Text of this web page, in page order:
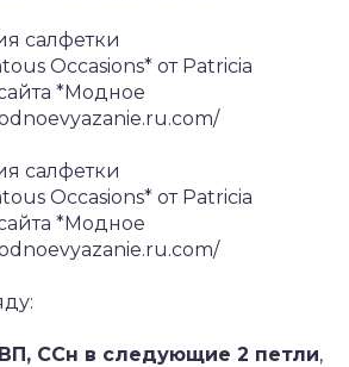
салфетки
Occasions* от Patricia
*Модное
салфетки
Occasions* от Patricia
*Модное
ССн в следующие 2 петли,